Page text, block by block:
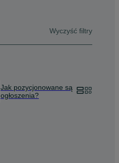
Wyczyść filtry
Jak pozycjonowane są
ogłoszenia?